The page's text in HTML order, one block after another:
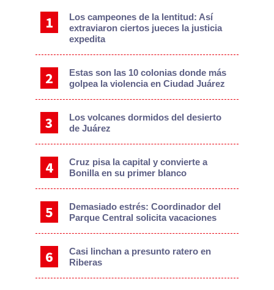
Los campeones de la lentitud: Así
extraviaron ciertos jueces la justicia
expedita
Estas son las 10 colonias donde más
golpea la violencia en Ciudad Juárez
Los volcanes dormidos del desierto
de Juárez
Cruz pisa la capital y convierte a
Bonilla en su primer blanco
Demasiado estrés: Coordinador del
Parque Central solicita vacaciones
Casi linchan a presunto ratero en
Riberas